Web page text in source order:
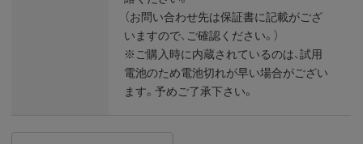
（お問い合わせ先は保証書に記載がござ
いますので、ご確認ください。）
※ご購入時に内蔵されているのは、試用
電池のため電池切れが早い場合がござい
ます。予めご了承下さい。